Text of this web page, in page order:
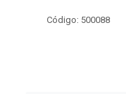
Código: 500088